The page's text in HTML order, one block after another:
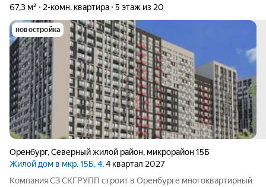
67,3 м² 2-комн. квартира 5 этаж из 20
новостройка
Оренбург,Северный жилой район, микрорайон 15Б
Жилой дом в мкр. 15Б, 4, 4 квартал 2027
Компания СЗ СКГРУПП строит в Оренбурге многоквартирный